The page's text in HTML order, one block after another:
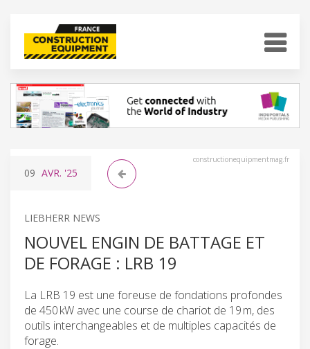
constructionequipmentmag.fr
09 AVR. '25
LIEBHERR NEWS
NOUVEL ENGIN DE BATTAGE ET
DE FORAGE : LRB 19
La LRB 19 est une foreuse de fondations profondes
de 450 kW avec une course de chariot de 19 m, des
outils interchangeables et de multiples capacités de
forage.